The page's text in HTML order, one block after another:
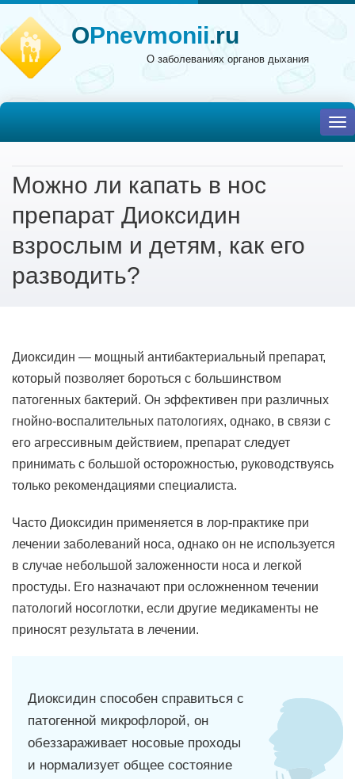
OPnevmonii.ru
О заболеваниях органов дыхания
Можно ли капать в нос
препарат Диоксидин
взрослым и детям, как его
разводить?
Диоксидин — мощный антибактериальный препарат,
который позволяет бороться с большинством
патогенных бактерий. Он эффективен при различных
гнойно-воспалительных патологиях, однако, в связи с
его агрессивным действием, препарат следует
принимать с большой осторожностью, руководствуясь
только рекомендациями специалиста.
Часто Диоксидин применяется в лор-практике при
лечении заболеваний носа, однако он не используется
в случае небольшой заложенности носа и легкой
простуды. Его назначают при осложненном течении
патологий носоглотки, если другие медикаменты не
приносят результата в лечении.
Диоксидин способен справиться с
патогенной микрофлорой, он
обеззараживает носовые проходы
и нормализует общее состояние